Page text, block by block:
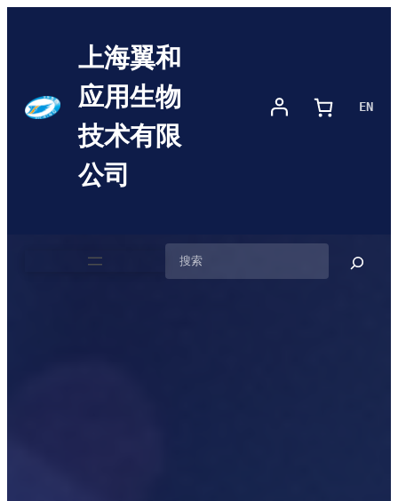
上海翼和
应用生物
技术有限
公司
EN
索